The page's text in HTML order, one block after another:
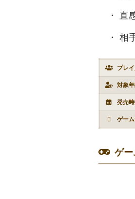
直
相
プレ
対象
発売
ゲー
ゲ